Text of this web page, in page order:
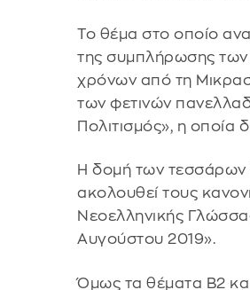
Το θέμα στο οποίο
της συμπλήρωσης των
χρόνων από τη
των φετινών
Πολιτισμός», η οποία
Η δομή των τεσσάρων
ακολουθεί τους
Νεοελληνικής
Αυγούστου 2019».
Όμως τα θέματα Β2 και